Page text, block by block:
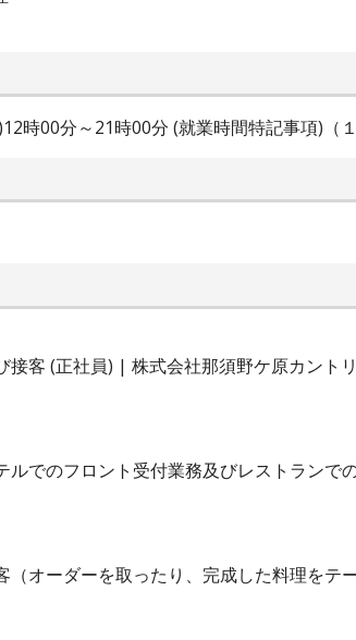
時00分～21時00分 (就業時間特記事項)（
接客 (正社員) | 株式会社那須野ケ原カント
でのフロント受付業務及びレストランで
（オーダーを取ったり、完成した料理を